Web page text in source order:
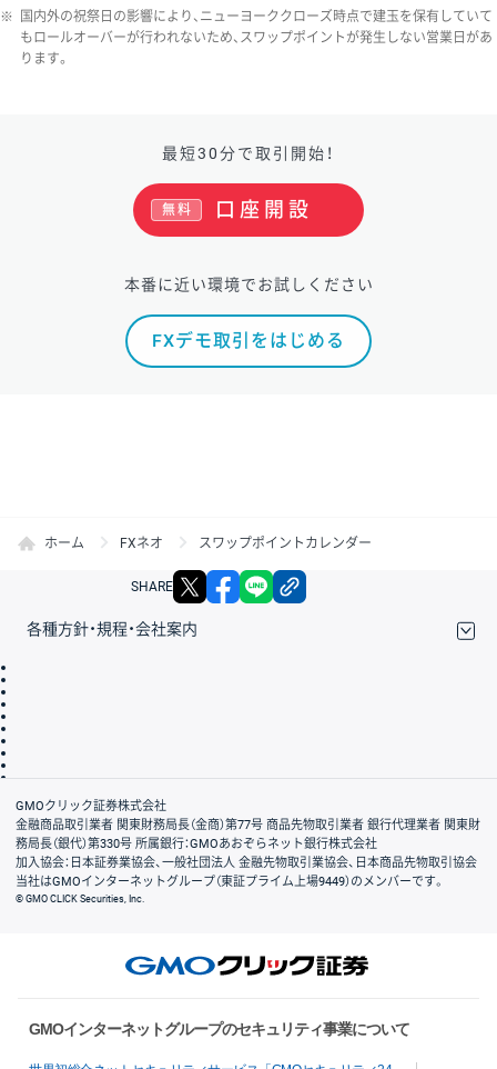
※
国内外の祝祭日の影響により、ニューヨーククローズ時点で建玉を保有していて
もロールオーバーが行われないため、スワップポイントが発生しない営業日があ
ります。
最短30分で取引開始！
口座開設
無料
本番に近い環境でお試しください
FXデモ取引をはじめる
ホーム FXネオ スワップポイントカレンダー
SHARE X facebook
各種方針・規程・会社案内
会社案内
GMOクリック証券株式会社
金融商品取引業者 関東財務局長（金商）第77号 商品先物取引業者 銀行代理業者 関東財
務局長（銀代）第330号 所属銀行：GMOあおぞらネット銀行株式会社
加入協会：日本証券業協会、一般社団法人 金融先物取引業協会、日本商品先物取引協会
当社はGMOインターネットグループ（東証プライム上場9449）のメンバーです。
© GMO CLICK Securities, Inc.
GMOインターネットグループのセキュリティ事業について